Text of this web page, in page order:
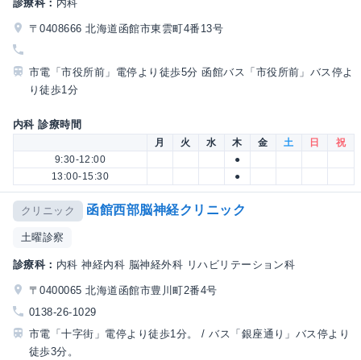
診療科： 内科
〒0408666 北海道函館市東雲町4番13号
市電「市役所前」電停より徒歩5分 函館バス「市役所前」バス停よ
り徒歩1分
内科 診療時間
月 火 水 木 金 土 日
祝
9:30-12:00
●
13:00-15:30
●
クリニック 函館西部脳神経クリニック
土曜診察
診療科： 内科 神経内科 脳神経外科 リハビリテーション科
〒0400065 北海道函館市豊川町2番4号
0138-26-1029
市電「十字街」電停より徒歩1分。 / バス「銀座通り」バス停より
徒歩3分。